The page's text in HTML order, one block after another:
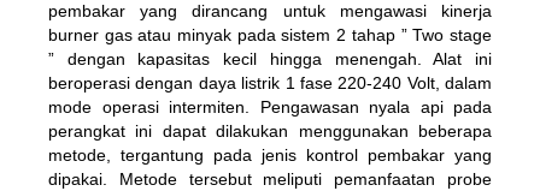
pembakar yang dirancang untuk mengawasi kinerja
burner gas atau minyak pada sistem 2 tahap ” Two stage
” dengan kapasitas kecil hingga menengah. Alat ini
beroperasi dengan daya listrik 1 fase 220-240 Volt, dalam
mode operasi intermiten. Pengawasan nyala api pada
perangkat ini dapat dilakukan menggunakan beberapa
metode, tergantung pada jenis kontrol pembakar yang
dipakai. Metode tersebut meliputi pemanfaatan probe